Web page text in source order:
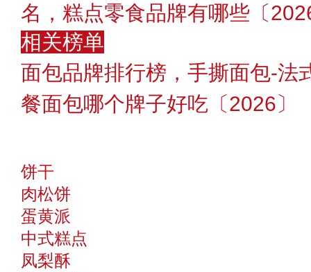
名，糕点零食品牌有哪些〔
相关榜单
面包品牌排行榜，手撕面包-法
餐面包哪个牌子好吃〔2026〕
饼干
肉松饼
蛋黄派
中式糕点
凤梨酥